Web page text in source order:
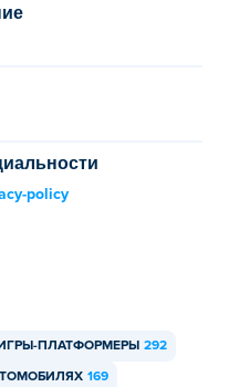
policy
ИГРЫ-ПЛАТФОРМЕРЫ 292
169